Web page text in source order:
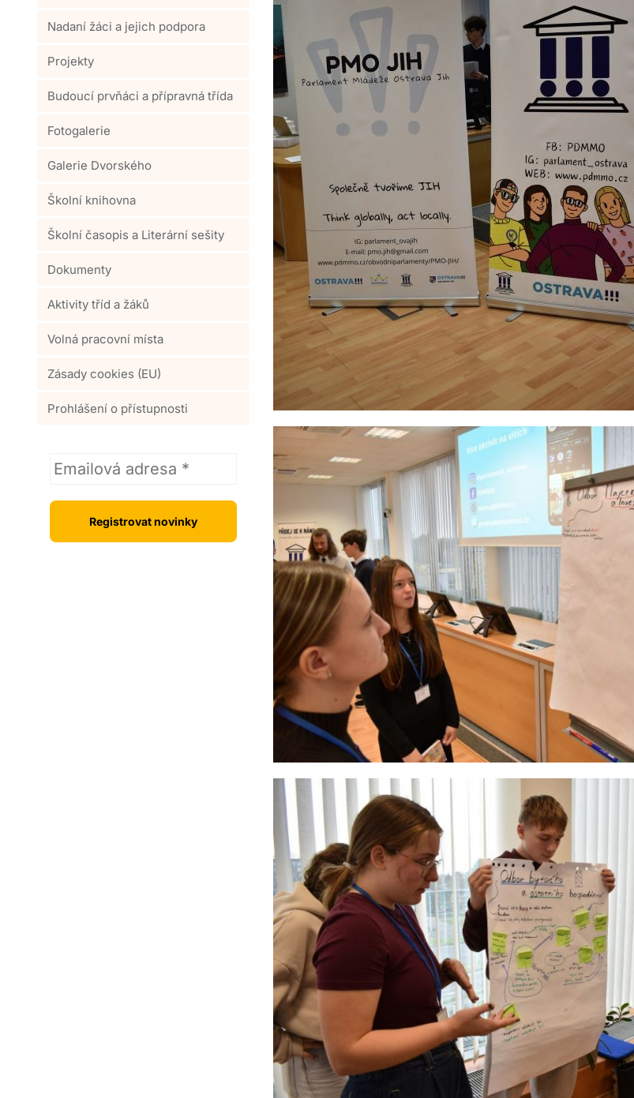
Nadaní žáci a jejich podpora
Projekty
Budoucí prvňáci a přípravná třída
Fotogalerie
Galerie Dvorského
Školní knihovna
Školní časopis a Literární sešity
Dokumenty
Aktivity tříd a žáků
Volná pracovní místa
Zásady cookies (EU)
Prohlášení o přístupnosti